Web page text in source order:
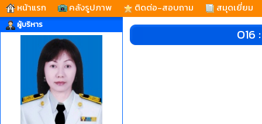
หน้าแรก คลังรูปภาพ ติดต่อ-สอบถาม สมุดเยี่ยม
ผู้บริหาร
O16